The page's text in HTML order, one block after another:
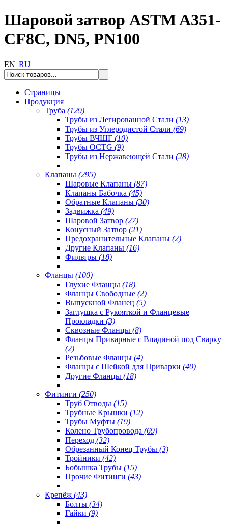
Шаровой затвор ASTM A351-
CF8C, DN5, PN100
EN |RU
Страницы
Продукция
Труба (129)
Трубы из Легированной Стали (13)
Трубы из Углеродистой Стали (69)
Трубы ВЧШГ (10)
Трубы OCTG (9)
Трубы из Нержавеющей Стали (28)
Клапаны (295)
Шаровые Клапаны (87)
Клапаны Бабочка (45)
Обратные Клапаны (30)
Задвижка (49)
Шаровой Затвор (27)
Конусный Затвор (21)
Предохранительные Клапаны (2)
Другие Клапаны (16)
Фильтры (18)
Фланцы (100)
Глухие Фланцы (18)
Фланцы Свободные (2)
Выпускной Фланец (5)
Заглушка с Рукояткой и Фланцевые
Прокладки (3)
Сквозные Фланцы (8)
Фланцы Приварные с Впадиной под Сварку
(2)
Резьбовые Фланцы (4)
Фланцы с Шейкой для Приварки (40)
Другие Фланцы (18)
Фитинги (250)
Труб Отводы (15)
Трубные Крышки (12)
Трубы Муфты (19)
Колено Трубопровода (69)
Переход (32)
Обрезанный Конец Трубы (3)
Тройники (42)
Бобышка Трубы (15)
Прочие Фитинги (43)
Крепёж (43)
Болты (34)
Гайки (9)